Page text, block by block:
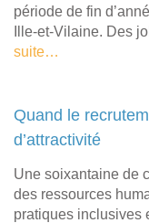
période de fin
Ille-et-Vilaine. Des
suite…
Quand le
d’attractivité
Une soixantaine de
des ressources
pratiques inclusives